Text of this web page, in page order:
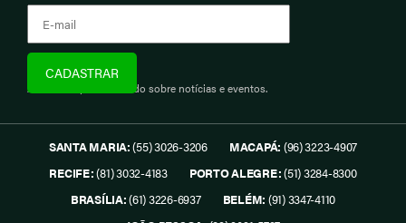
Assine e fique informado sobre notícias e eventos.
SANTA MARIA:(55) 3026-3206 MACAPÁ: (96) 3223-4907
RECIFE:(81) 3032-4183 PORTO ALEGRE:(51) 3284-8300
BRASÍLIA:(61) 3226-6937 BELÉM: (91) 3347-4110